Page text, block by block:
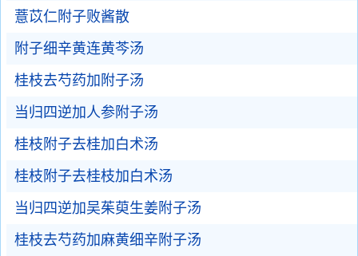
薏苡仁附子败酱散
附子细辛黄连黄芩汤
桂枝去芍药加附子汤
当归四逆加人参附子汤
桂枝附子去桂加白术汤
桂枝附子去桂枝加白术汤
当归四逆加吴茱萸生姜附子汤
桂枝去芍药加麻黄细辛附子汤